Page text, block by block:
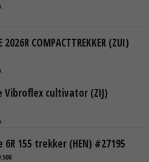
2026R COMPACTTREKKER (ZUI)
Vibroflex cultivator (ZIJ)
6R 155 trekker (HEN) #27195